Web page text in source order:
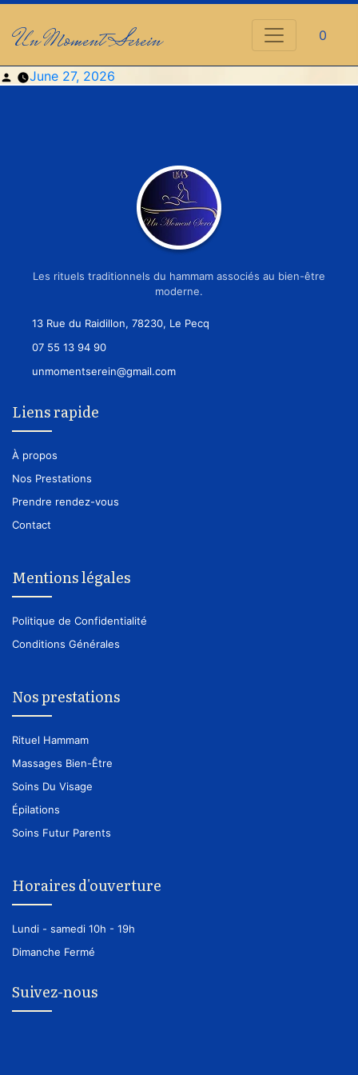
Un Moment Serein 0
Posted
June 27, 2026
Les rituels traditionnels du hammam associés au bien-être
moderne.
13 Rue du Raidillon, 78230, Le Pecq
07 55 13 94 90
unmomentserein@gmail.com
Liens rapide
À propos
Nos Prestations
Prendre rendez-vous
Contact
Mentions légales
Politique de Confidentialité
Conditions Générales
Nos prestations
Rituel Hammam
Massages Bien-Être
Soins Du Visage
Épilations
Soins Futur Parents
Horaires d'ouverture
Lundi - samedi 10h - 19h
Dimanche Fermé
Suivez-nous